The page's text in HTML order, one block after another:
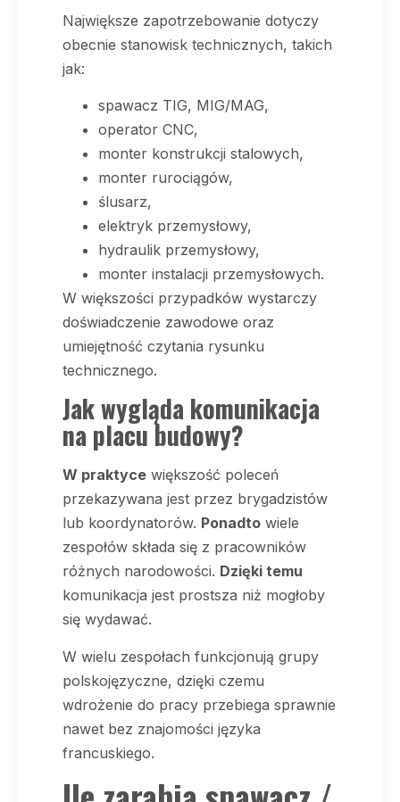
Największe zapotrzebowanie dotyczy
obecnie stanowisk technicznych, takich
jak:
spawacz TIG, MIG/MAG,
operator CNC,
monter konstrukcji stalowych,
monter rurociągów,
ślusarz,
elektryk przemysłowy,
hydraulik przemysłowy,
monter instalacji przemysłowych.
W większości przypadków wystarczy
doświadczenie zawodowe oraz
umiejętność czytania rysunku
technicznego.
Jak wygląda komunikacja
na placu budowy?
W praktyce większość poleceń
przekazywana jest przez brygadzistów
lub koordynatorów. Ponadto wiele
zespołów składa się z pracowników
różnych narodowości. Dzięki temu
komunikacja jest prostsza niż mogłoby
się wydawać.
W wielu zespołach funkcjonują grupy
polskojęzyczne, dzięki czemu
wdrożenie do pracy przebiega sprawnie
nawet bez znajomości języka
francuskiego.